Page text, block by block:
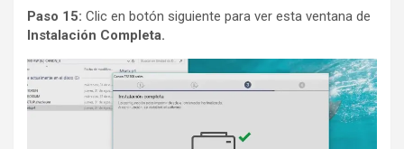
Paso 15: Clic en botón siguiente para ver esta ventana de
Instalación Completa.